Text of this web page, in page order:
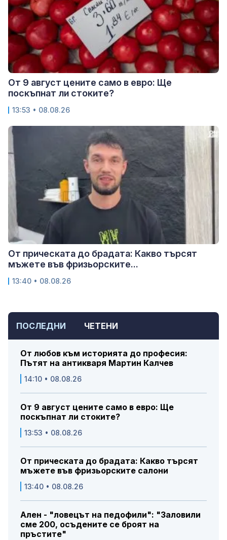
ПОСЛЕДНИ ЧЕТЕНИ
От любов към историята до професия:
Пътят на антикваря Мартин Калчев
14:10 • 08.08.26
От 9 август цените само в евро: Ще
поскъпнат ли стоките?
13:53 • 08.08.26
От прическата до брадата: Какво търсят
мъжете във фризьорските салони
13:40 • 08.08.26
Ален - "ловецът на педофили": "Заловили
сме 200, осъдените се броят на
пръстите"
От 9 август цените само в евро: Ще
поскъпнат ли стоките?
13:53 • 08.08.26
От прическата до брадата: Какво търсят
мъжете във фризьорските...
13:40 • 08.08.26